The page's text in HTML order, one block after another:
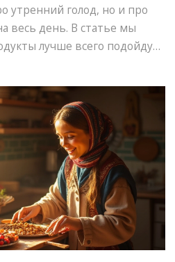
утренний голод, но и про
весь день. В статье мы
лучше всего подойдут
практических советах и
завтраках по всему миру.